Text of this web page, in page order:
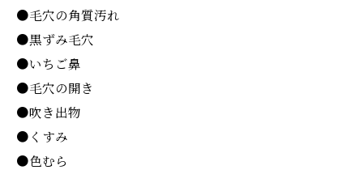
●毛穴の角質汚れ
●黒ずみ毛穴
●いちご鼻
●毛穴の開き
●吹き出物
●くすみ
●色むら